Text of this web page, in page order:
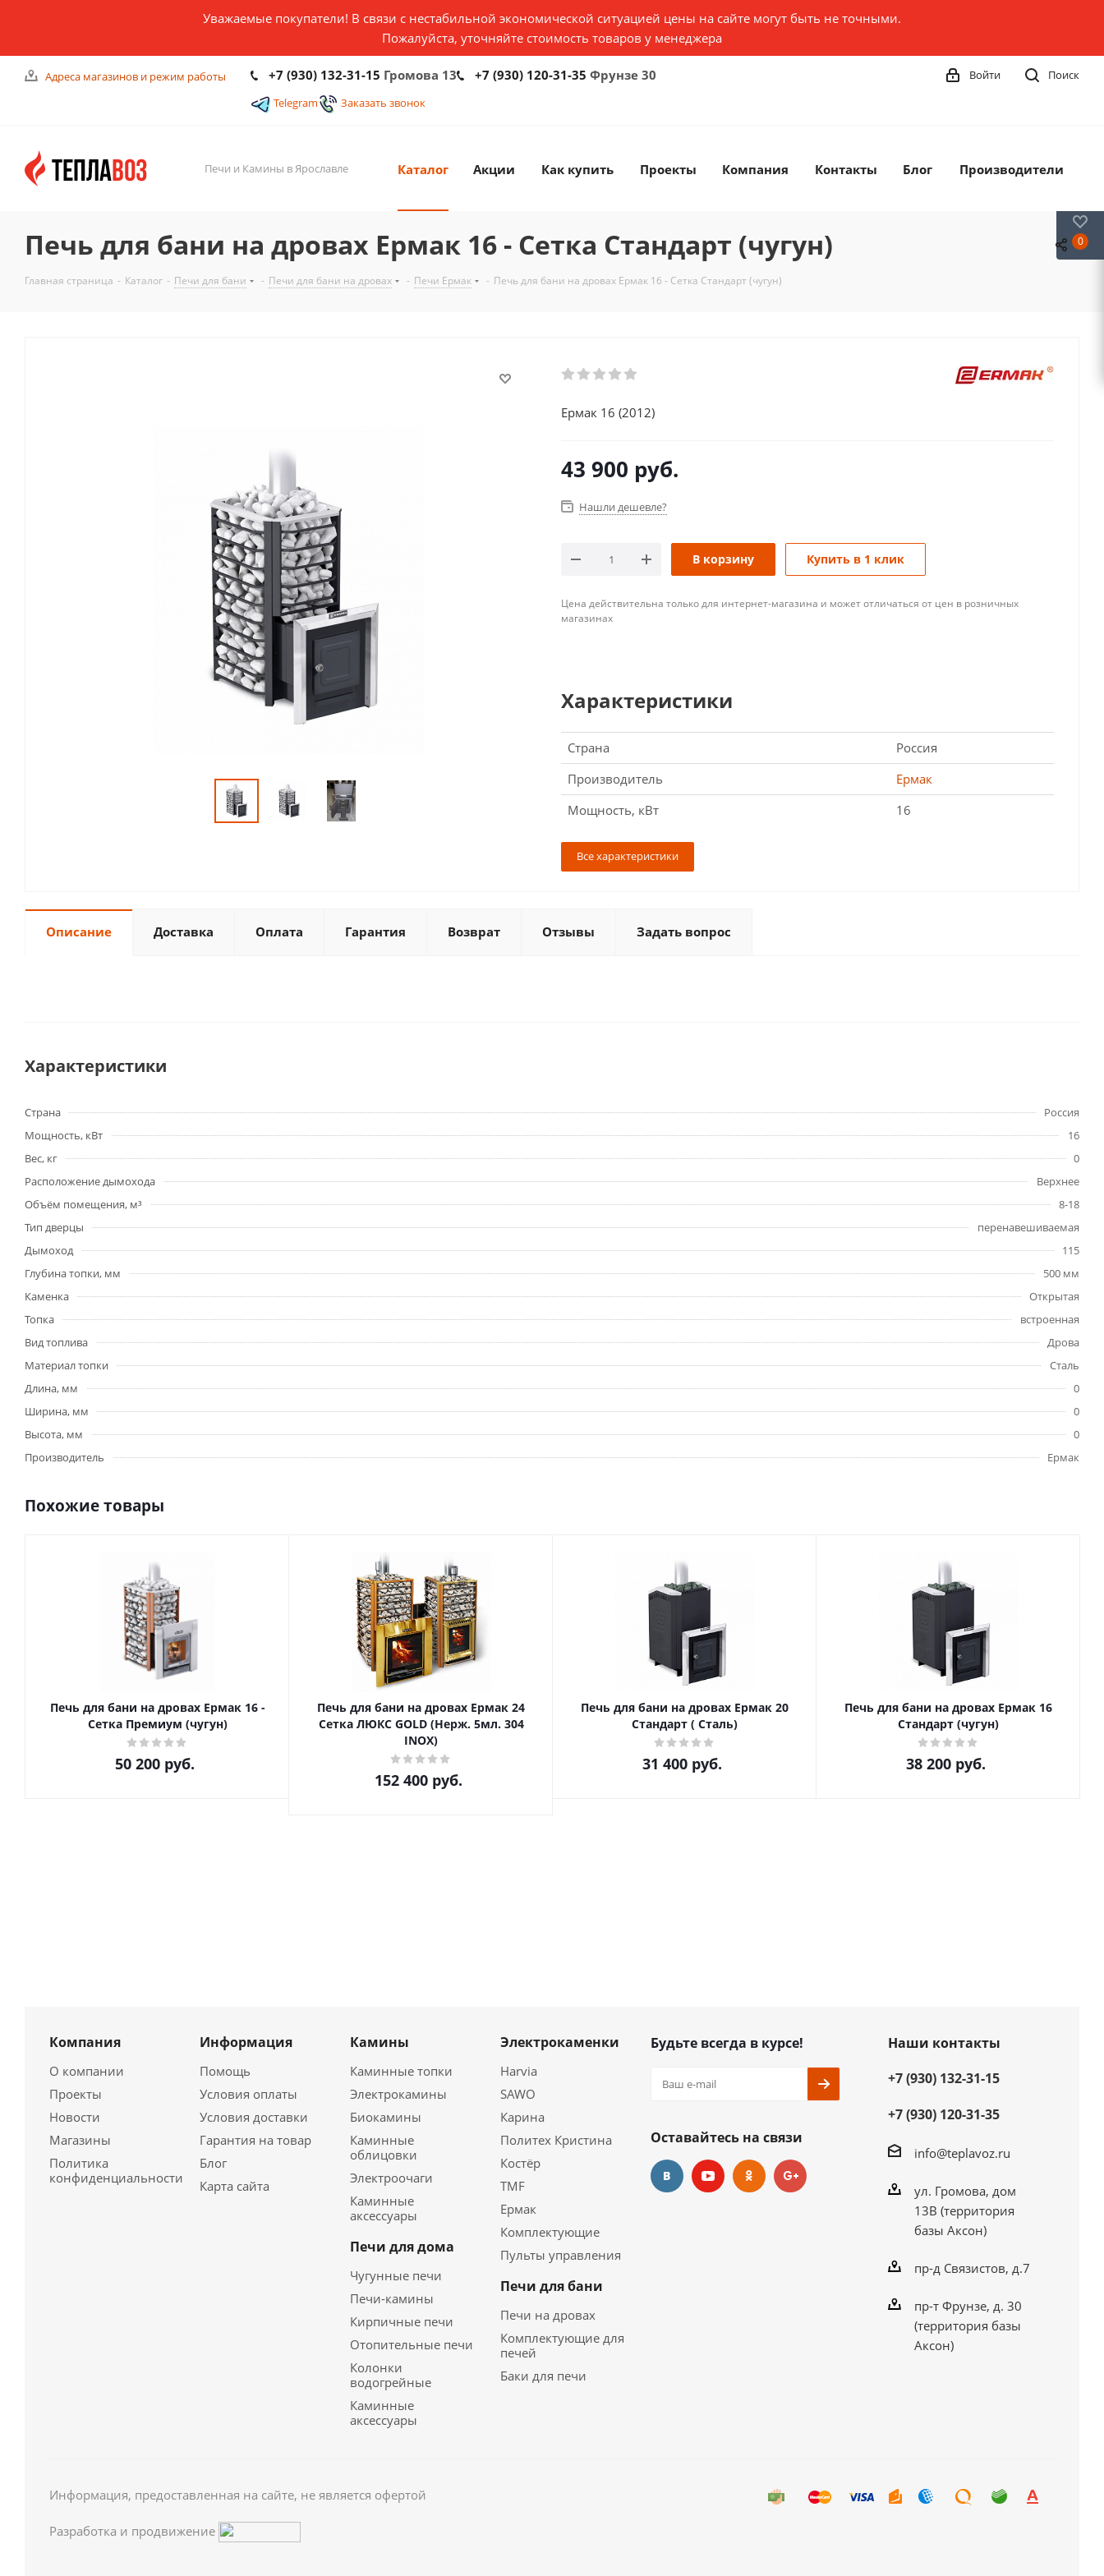
Уважаемые покупатели! В связи с нестабильной экономической ситуацией цены на сайте могут быть не точными.
Пожалуйста, уточняйте стоимость товаров у менеджера
Адреса магазинов и режим работы +7 (930) 132-31-15 Громова 13 +7 (930) 120-31-35 Фрунзе 30
Telegram Заказать звонок
Поиск
Войти
Печи и Камины в Ярославле Каталог Акции Как купить Проекты Компания Контакты Блог Производители
Печь для бани на дровах Ермак 16 - Сетка Стандарт (чугун)
Главная страница - Каталог - Печи для бани - Печи для бани на дровах - Печи Ермак - Печь для бани на дровах Ермак 16 - Сетка Стандарт (чугун)
Ермак 16 (2012)
43 900 руб.
Нашли дешевле?
В корзину Купить в 1 клик
Цена действительна только для интернет-магазина и может отличаться от цен в розничных
магазинах
Характеристики
Страна
Россия
Производитель
Ермак
Мощность, кВт
16
Все характеристики
Описание Доставка Оплата Гарантия Возврат Отзывы Задать вопрос
Характеристики
Страна
Россия
Мощность, кВт
16
Вес, кг
0
Расположение дымохода
Верхнее
Объём помещения, м³
8-18
Тип дверцы
перенавешиваемая
Дымоход
115
Глубина топки, мм
500 мм
Каменка
Открытая
Топка
встроенная
Вид топлива
Дрова
Материал топки
Сталь
Длина, мм
0
Ширина, мм
0
Высота, мм
0
Производитель
Ермак
Похожие товары
Печь для бани на дровах Ермак 16 -
Сетка Премиум (чугун)
50 200руб.
Печь для бани на дровах Eрмак 24
Сетка ЛЮКС GOLD (Нерж. 5мл. 304
INOX)
152 400руб.
Печь для бани на дровах Ермак 20
Стандарт ( Сталь)
31 400руб.
Печь для бани на дровах Ермак 16
Стандарт (чугун)
38 200руб.
Компания
О компании
Проекты
Новости
Магазины
Политика
конфиденциальности
Информация
Помощь
Условия оплаты
Условия доставки
Гарантия на товар
Блог
Карта сайта
Камины
Каминные топки
Электрокамины
Биокамины
Каминные
облицовки
Электроочаги
Каминные
аксессуары
Печи для дома
Чугунные печи
Печи-камины
Кирпичные печи
Отопительные печи
Колонки
водогрейные
Каминные
аксессуары
Электрокаменки
Harvia
SAWO
Карина
Политех Кристина
Костёр
TMF
Ермак
Комплектующие
Пульты управления
Печи для бани
Печи на дровах
Комплектующие для
печей
Баки для печи
Будьте всегда в курсе!
Оставайтесь на связи
Наши контакты
+7 (930) 132-31-15
+7 (930) 120-31-35
info@teplavoz.ru
ул. Громова, дом
13В (территория
базы Аксон)
пр-д Связистов, д.7
пр-т Фрунзе, д. 30
(территория базы
Аксон)
Информация, предоставленная на сайте, не является офертой
Разработка и продвижение
0